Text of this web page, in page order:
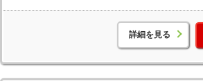
詳細を見る